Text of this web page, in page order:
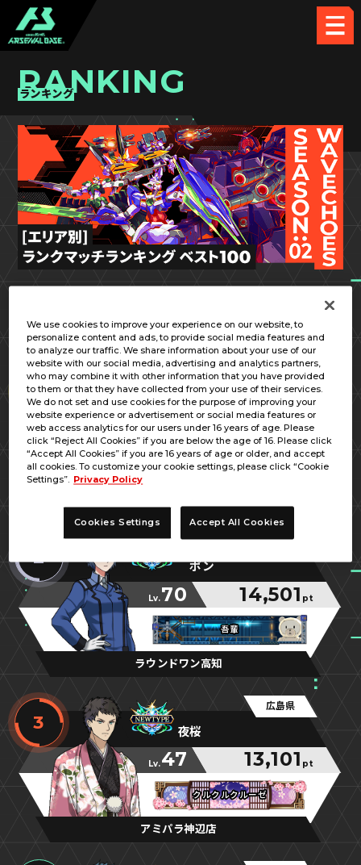
RANKING
ランキング
1
広島県
キジトラ／ＵＣＣ
Lv.70 15,035pt
広島の虎
広島の虎
広島の虎
2
高知県
ポン
Lv.70 14,501 pt
吾輩
吾輩
吾輩
ラウンドワン高知
3
広島県
夜桜
Lv.47 13,101 pt
クルクルクルーゼ
クルクルクルーゼ
クルクルクルーゼ
アミパラ神辺店
We use cookies to improve your experience on our website, to
personalize content and ads, to provide social media features and
to analyze our traffic. We share information about your use of our
website with our social media, advertising and analytics partners,
who may combine it with other information that you have provided
to them or that they have collected from your use of their services.
We do not set and use cookies for the purpose of improving your
website experience or advertisement or social media features or
web access analytics for our users under 16 years of age. Please
click “Reject All Cookies” if you are below the age of 16. Please click
“Accept All Cookies” if you are 16 years of age or older, and accept
all cookies. To customize your cookie settings, please click “Cookie
Settings”. Privacy Policy
Cookies Settings Accept All Cookies